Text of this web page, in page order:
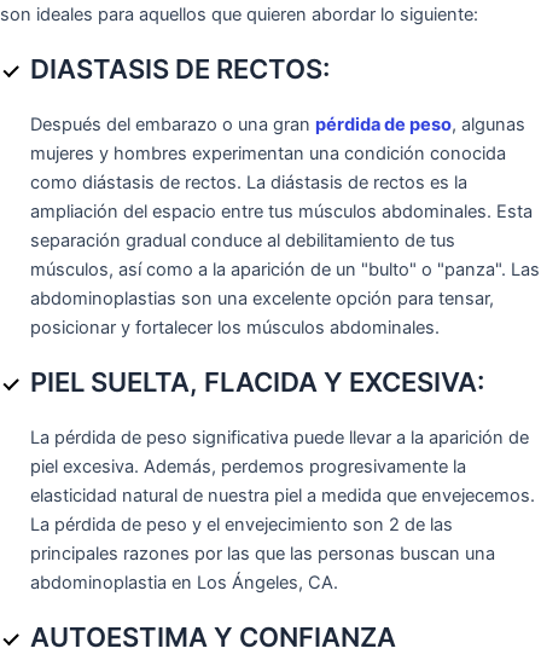
son ideales para aquellos que quieren abordar lo siguiente:
DIASTASIS DE RECTOS:
Después del embarazo o una gran pérdida de peso, algunas
mujeres y hombres experimentan una condición conocida
como diástasis de rectos. La diástasis de rectos es la
ampliación del espacio entre tus músculos abdominales. Esta
separación gradual conduce al debilitamiento de tus
músculos, así como a la aparición de un "bulto" o "panza". Las
abdominoplastias son una excelente opción para tensar,
posicionar y fortalecer los músculos abdominales.
PIEL SUELTA, FLACIDA Y EXCESIVA:
La pérdida de peso significativa puede llevar a la aparición de
piel excesiva. Además, perdemos progresivamente la
elasticidad natural de nuestra piel a medida que envejecemos.
La pérdida de peso y el envejecimiento son 2 de las
principales razones por las que las personas buscan una
abdominoplastia en Los Ángeles, CA.
AUTOESTIMA Y CONFIANZA